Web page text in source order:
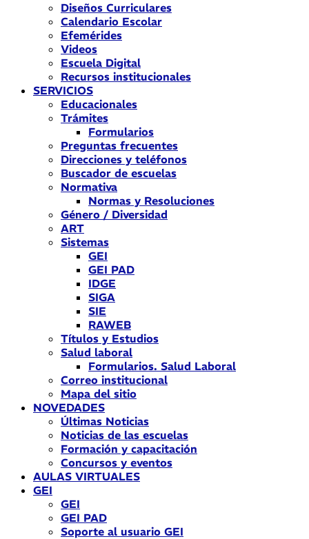
Diseños Curriculares
Calendario Escolar
Efemérides
Videos
Escuela Digital
Recursos institucionales
SERVICIOS
Educacionales
Trámites
Formularios
Preguntas frecuentes
Direcciones y teléfonos
Buscador de escuelas
Normativa
Normas y Resoluciones
Género / Diversidad
ART
Sistemas
GEI
GEI PAD
IDGE
SIGA
SIE
RAWEB
Títulos y Estudios
Salud laboral
Formularios. Salud Laboral
Correo institucional
Mapa del sitio
NOVEDADES
Últimas Noticias
Noticias de las escuelas
Formación y capacitación
Concursos y eventos
AULAS VIRTUALES
GEI
GEI
GEI PAD
Soporte al usuario GEI